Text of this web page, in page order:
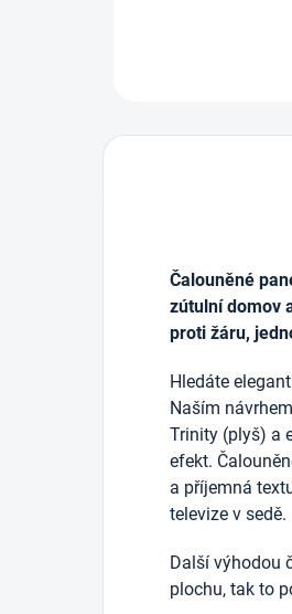
Čalouněné
zútulní domov
proti žáru,
Hledáte
Naším
Trinity (plyš) a
efekt.
a příjemná
televize v sedě.
Další výhodou
plochu, tak to